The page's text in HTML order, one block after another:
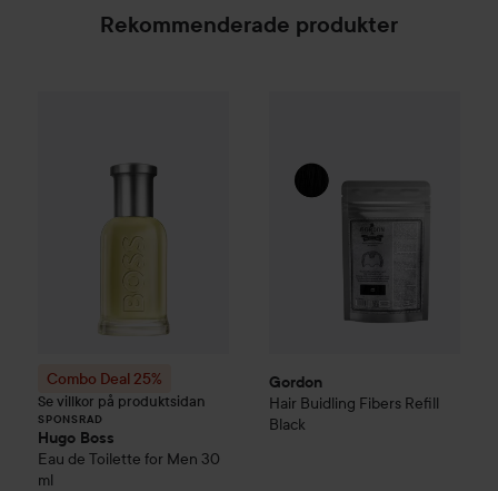
Rekommenderade produkter
Combo Deal 25%
Se villkor på produktsidan
SPONSRAD
Hugo Boss
Eau de Toilette for Men 30
ml
Gordon
Hair Buidling Fibers Refill
Black